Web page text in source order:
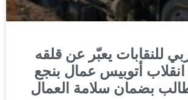
للنقابات يعبّر عن قلقه
أتوبيس عمال بنجع
بضمان سلامة العمال